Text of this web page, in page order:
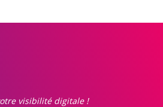
visibilité digitale !